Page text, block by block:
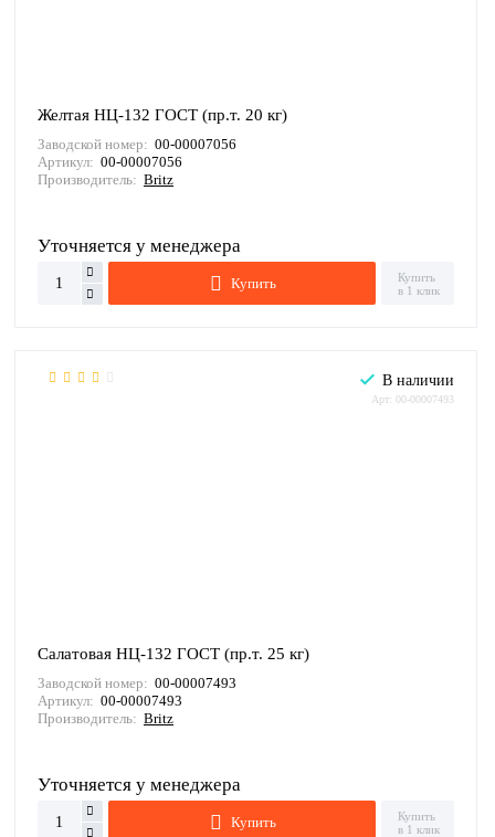
Желтая НЦ-132 ГОСТ (пр.т. 20 кг)
Заводской номер: 00-00007056
Артикул: 00-00007056
Производитель: Britz
Уточняется у менеджера
Купить
Купить
в 1 клик
В наличии
Арт: 00-00007493
Салатовая НЦ-132 ГОСТ (пр.т. 25 кг)
Заводской номер: 00-00007493
Артикул: 00-00007493
Производитель: Britz
Уточняется у менеджера
Купить
Купить
в 1 клик